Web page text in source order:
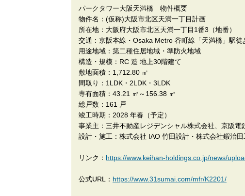
パークタワー大阪天満橋 物件概要
物件名：(仮称)大阪市北区天満一丁目計画
所在地：大阪府大阪市北区天満一丁目1番3（地番）
交通：京阪本線・Osaka Metro 谷町線「天満橋」駅徒
用途地域：第二種住居地域・準防火地域
構造・規模：RC 造 地上30階建て
敷地面積：1,712.80 ㎡
間取り：1LDK・2LDK・3LDK
専有面積：43.21 ㎡～156.38 ㎡
総戸数：161 戸
竣工時期：2028 年春（予定）
事業主：三井不動産レジデンシャル株式会社、京阪電
設計・施工：株式会社 IAO 竹田設計・株式会社鍜治
リンク： https://www.keihan-holdings.co.jp/news/
公式URL： https://www.31sumai.com/mfr/K2201/